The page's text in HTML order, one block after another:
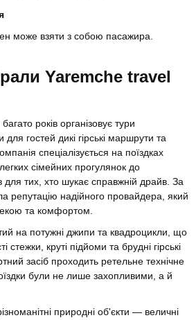
може взяти з собою пасажира.
Yaremche travel
років організовує тури
гостей дикі гірські маршрути та
спеціалізується на поїздках
сімейних прогулянок до
для тих, хто шукає справжній драйв. За
репутацію надійного провайдера, який
та комфортом.
на потужні джипи та квадроцикли, що
стежки, круті підйоми та брудні гірські
засіб проходить ретельне технічне
були не лише захопливими, а й
природні об'єкти — величні